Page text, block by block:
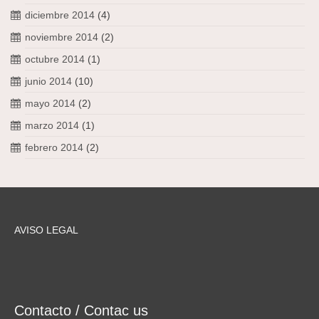
diciembre 2014 (4)
noviembre 2014 (2)
octubre 2014 (1)
junio 2014 (10)
mayo 2014 (2)
marzo 2014 (1)
febrero 2014 (2)
AVISO LEGAL
Contacto / Contac us